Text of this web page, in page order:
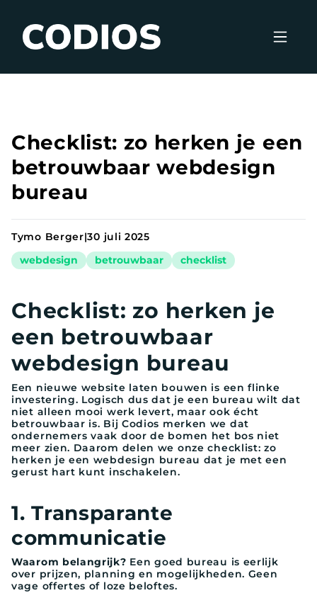
Checklist: zo herken je een
betrouwbaar webdesign
bureau
Tymo Berger|30 juli 2025
webdesign
betrouwbaar checklist
Checklist: zo herken je
een betrouwbaar
webdesign bureau
Een nieuwe website laten bouwen is een flinke
investering. Logisch dus dat je een bureau wilt dat
niet alleen mooi werk levert, maar ook écht
betrouwbaar is. Bij Codios merken we dat
ondernemers vaak door de bomen het bos niet
meer zien. Daarom delen we onze checklist: zo
herken je een webdesign bureau dat je met een
gerust hart kunt inschakelen.
1. Transparante
communicatie
Waarom belangrijk? Een goed bureau is eerlijk
over prijzen, planning en mogelijkheden. Geen
vage offertes of loze beloftes.